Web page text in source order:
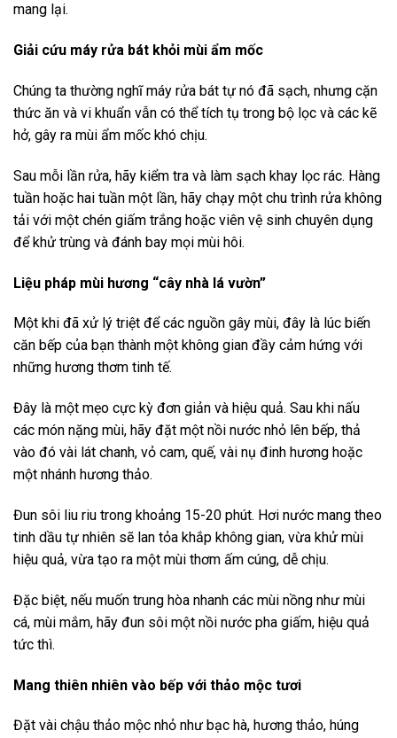
mang lại.
Giải cứu máy rửa bát khỏi mùi ẩm mốc
Chúng ta thường nghĩ máy rửa bát tự nó đã sạch, nhưng cặn
thức ăn và vi khuẩn vẫn có thể tích tụ trong bộ lọc và các kẽ
hở, gây ra mùi ẩm mốc khó chịu.
Sau mỗi lần rửa, hãy kiểm tra và làm sạch khay lọc rác. Hàng
tuần hoặc hai tuần một lần, hãy chạy một chu trình rửa không
tải với một chén giấm trắng hoặc viên vệ sinh chuyên dụng
để khử trùng và đánh bay mọi mùi hôi.
Liệu pháp mùi hương “cây nhà lá vườn”
Một khi đã xử lý triệt để các nguồn gây mùi, đây là lúc biến
căn bếp của bạn thành một không gian đầy cảm hứng với
những hương thơm tinh tế.
Đây là một mẹo cực kỳ đơn giản và hiệu quả. Sau khi nấu
các món nặng mùi, hãy đặt một nồi nước nhỏ lên bếp, thả
vào đó vài lát chanh, vỏ cam, quế, vài nụ đinh hương hoặc
một nhánh hương thảo.
Đun sôi liu riu trong khoảng 15-20 phút. Hơi nước mang theo
tinh dầu tự nhiên sẽ lan tỏa khắp không gian, vừa khử mùi
hiệu quả, vừa tạo ra một mùi thơm ấm cúng, dễ chịu.
Đặc biệt, nếu muốn trung hòa nhanh các mùi nồng như mùi
cá, mùi mắm, hãy đun sôi một nồi nước pha giấm, hiệu quả
tức thì.
Mang thiên nhiên vào bếp với thảo mộc tươi
Đặt vài chậu thảo mộc nhỏ như bạc hà, hương thảo, húng